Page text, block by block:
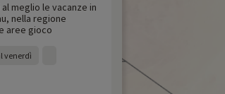
meglio le vacanze in
nella regione
aree gioco
venerdì